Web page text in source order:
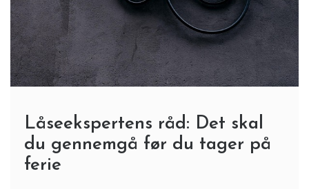
Låseekspertens råd: Det skal
du gennemgå før du tager på
ferie